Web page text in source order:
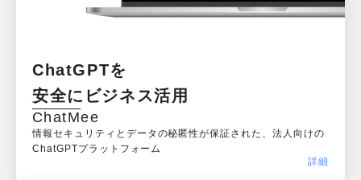
ChatGPTを
安全にビジネス活用
ChatMee
情報セキュリティとデータの秘匿性が保証された、法人向けの
ChatGPTプラットフォーム
詳細